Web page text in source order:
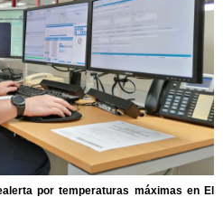
por temperaturas máximas en El